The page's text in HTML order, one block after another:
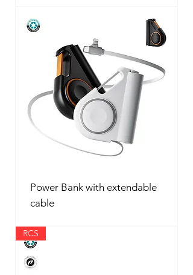
Power Bank with extendable
cable
RCS